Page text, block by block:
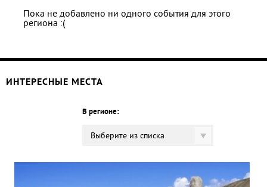
Пока не добавлено ни одного события для этого
региона :(
ИНТЕРЕСНЫЕ МЕСТА
В регионе:
Выберите из списка